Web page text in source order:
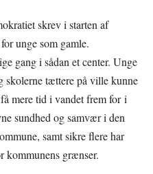
skrev i starten af
unge som gamle.
gang i sådan et center. Unge
skolerne tættere på ville kunne
mere tid i vandet frem for i
sundhed og samvær i den
samt sikre flere har
kommunens grænser.